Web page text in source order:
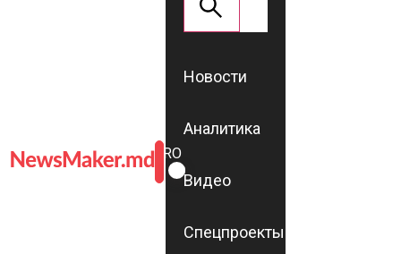
ROMÂNĂ
RU
Новости
Аналитика
Видео
Спецпроекты